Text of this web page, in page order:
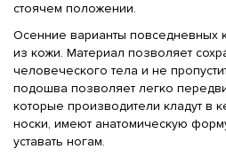
стоячем положении.
Осенние варианты повседневных
из кожи. Материал позволяет
человеческого тела и не
подошва позволяет легко
которые производители кладут в
носки, имеют анатомическую
уставать ногам.